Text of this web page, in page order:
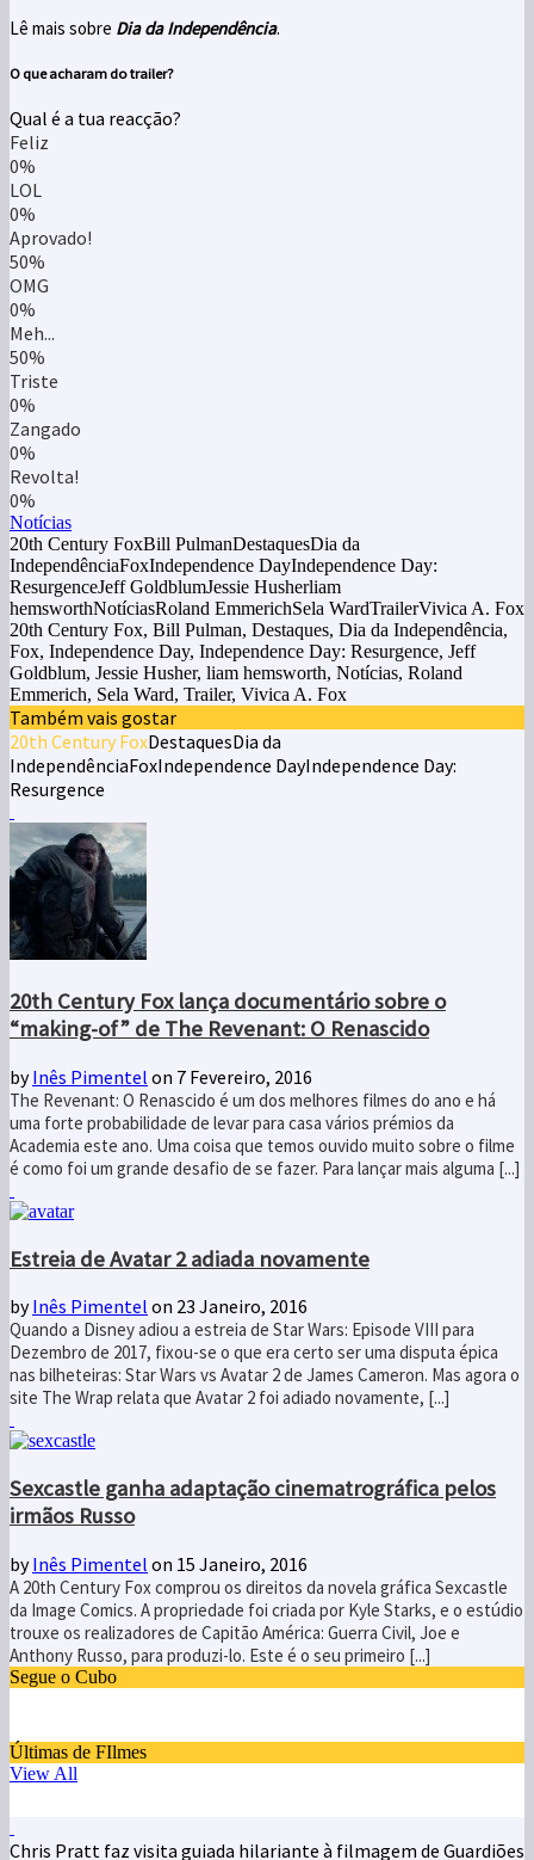
Lê mais sobre Dia da Independência.
O que acharam do trailer?
Qual é a tua reacção?
Feliz
0%
LOL
0%
Aprovado!
50%
OMG
0%
Meh...
50%
Triste
0%
Zangado
0%
Revolta!
0%
Notícias
20th Century FoxBill PulmanDestaquesDia da
IndependênciaFoxIndependence DayIndependence Day:
ResurgenceJeff GoldblumJessie Husherliam
hemsworthNotíciasRoland EmmerichSela WardTrailerVivica A. Fox
20th Century Fox, Bill Pulman, Destaques, Dia da Independência,
Fox, Independence Day, Independence Day: Resurgence, Jeff
Goldblum, Jessie Husher, liam hemsworth, Notícias, Roland
Emmerich, Sela Ward, Trailer, Vivica A. Fox
Também vais gostar
20th Century FoxDestaquesDia da
IndependênciaFoxIndependence DayIndependence Day:
Resurgence
20th Century Fox lança documentário sobre o
“making-of” de The Revenant: O Renascido
byInês Pimentel on 7 Fevereiro, 2016
The Revenant: O Renascido é um dos melhores filmes do ano e há
uma forte probabilidade de levar para casa vários prémios da
Academia este ano. Uma coisa que temos ouvido muito sobre o filme
é como foi um grande desafio de se fazer. Para lançar mais alguma [...]
Estreia de Avatar 2 adiada novamente
byInês Pimentel on 23 Janeiro, 2016
Quando a Disney adiou a estreia de Star Wars: Episode VIII para
Dezembro de 2017, fixou-se o que era certo ser uma disputa épica
nas bilheteiras: Star Wars vs Avatar 2 de James Cameron. Mas agora o
site The Wrap relata que Avatar 2 foi adiado novamente, [...]
Sexcastle ganha adaptação cinematrográfica pelos
irmãos Russo
byInês Pimentel on 15 Janeiro, 2016
A 20th Century Fox comprou os direitos da novela gráfica Sexcastle
da Image Comics. A propriedade foi criada por Kyle Starks, e o estúdio
trouxe os realizadores de Capitão América: Guerra Civil, Joe e
Anthony Russo, para produzi-lo. Este é o seu primeiro [...]
Segue o Cubo
Últimas de FIlmes
View All
Chris Pratt faz visita guiada hilariante à filmagem de Guardiões